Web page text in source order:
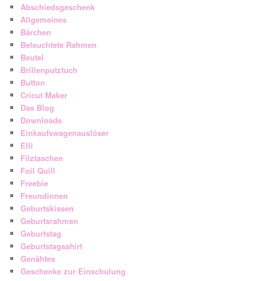
Abschiedsgeschenk
Allgemeines
Bärchen
Beleuchtete Rahmen
Beutel
Brillenputztuch
Button
Cricut Maker
Das Blog
Downloads
Einkaufswagenauslöser
Elli
Filztaschen
Foil Quill
Freebie
Freundinnen
Geburtskissen
Geburtsrahmen
Geburtstag
Geburtstagsshirt
Genähtes
Geschenke zur Einschulung